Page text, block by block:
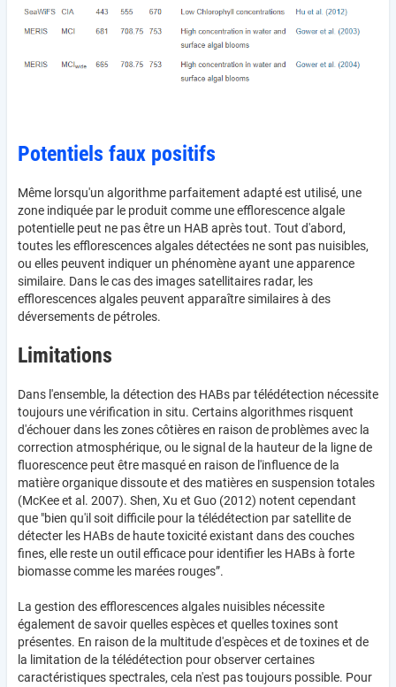
Potentiels faux positifs
Même lorsqu'un algorithme parfaitement adapté est utilisé, une
zone indiquée par le produit comme une efflorescence algale
potentielle peut ne pas être un HAB après tout. Tout d'abord,
toutes les efflorescences algales détectées ne sont pas nuisibles,
ou elles peuvent indiquer un phénomène ayant une apparence
similaire. Dans le cas des images satellitaires radar, les
efflorescences algales peuvent apparaître similaires à des
déversements de pétroles.
Limitations
Dans l'ensemble, la détection des HABs par télédétection nécessite
toujours une vérification in situ. Certains algorithmes risquent
d'échouer dans les zones côtières en raison de problèmes avec la
correction atmosphérique, ou le signal de la hauteur de la ligne de
fluorescence peut être masqué en raison de l'influence de la
matière organique dissoute et des matières en suspension totales
(McKee et al. 2007). Shen, Xu et Guo (2012) notent cependant
que "bien qu'il soit difficile pour la télédétection par satellite de
détecter les HABs de haute toxicité existant dans des couches
fines, elle reste un outil efficace pour identifier les HABs à forte
biomasse comme les marées rouges”.
La gestion des efflorescences algales nuisibles nécessite
également de savoir quelles espèces et quelles toxines sont
présentes. En raison de la multitude d'espèces et de toxines et de
la limitation de la télédétection pour observer certaines
caractéristiques spectrales, cela n'est pas toujours possible. Pour